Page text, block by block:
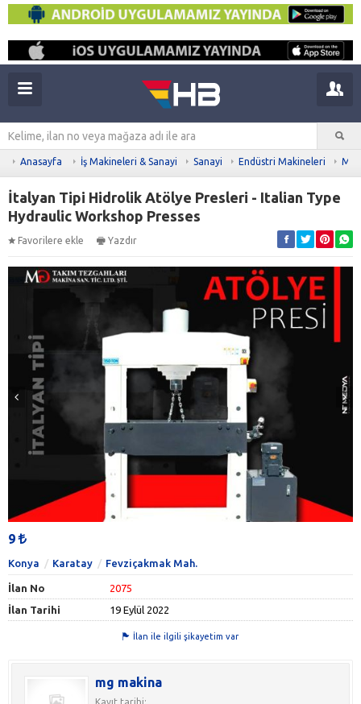
Anasayfa İş Makineleri & Sanayi Sanayi Endüstri Makineleri
İtalyan Tipi Hidrolik Atölye Presleri - Italian Type
Hydraulic Workshop Presses
Favorilere ekle Yazdır
9
Konya Karatay Fevziçakmak Mah.
İlan No
2075
İlan Tarihi
19 Eylül 2022
İlan ile ilgili şikayetim var
mg makina